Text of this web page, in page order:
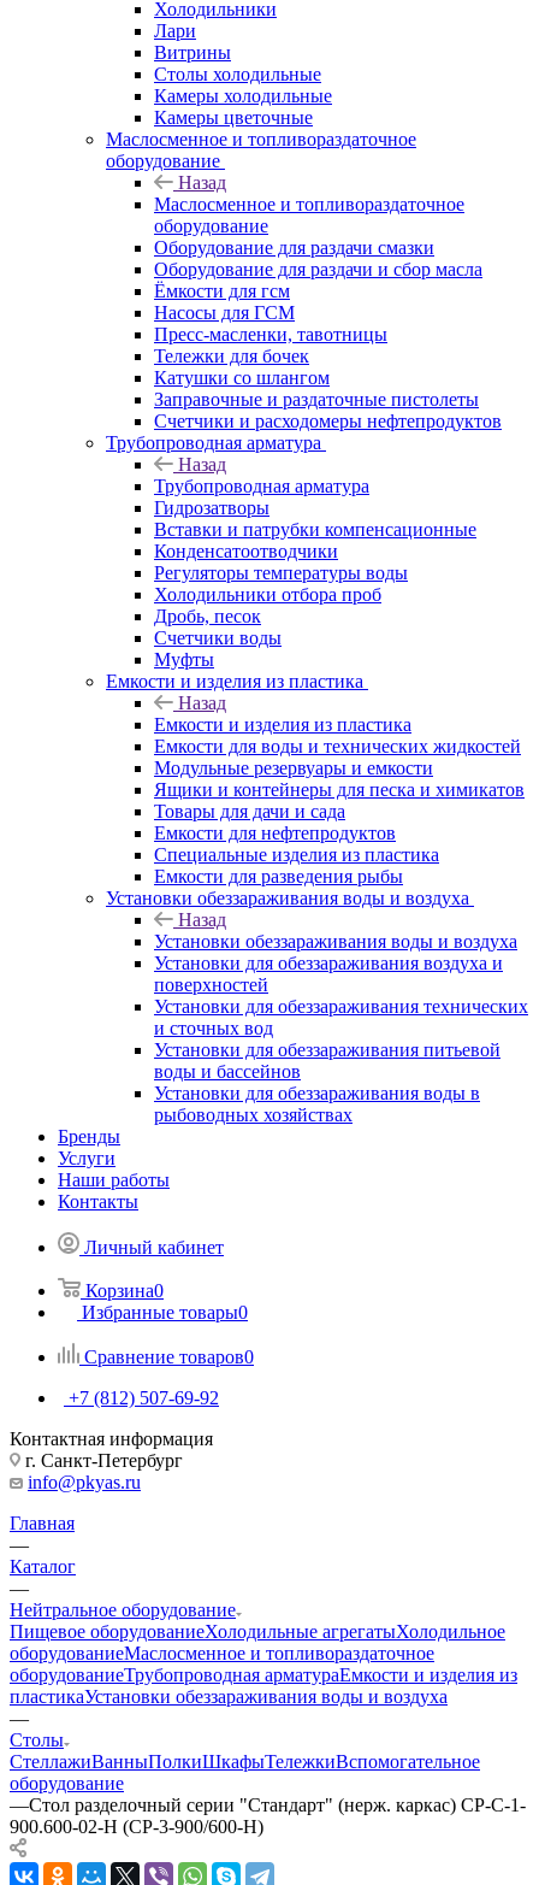
Холодильники
Лари
Витрины
Столы холодильные
Камеры холодильные
Камеры цветочные
Маслосменное и топливораздаточное
оборудование
Назад
Маслосменное и топливораздаточное
оборудование
Оборудование для раздачи смазки
Оборудование для раздачи и сбор масла
Ёмкости для гсм
Насосы для ГСМ
Пресс-масленки, тавотницы
Тележки для бочек
Катушки со шлангом
Заправочные и раздаточные пистолеты
Счетчики и расходомеры нефтепродуктов
Трубопроводная арматура
Назад
Трубопроводная арматура
Гидрозатворы
Вставки и патрубки компенсационные
Конденсатоотводчики
Регуляторы температуры воды
Холодильники отбора проб
Дробь, песок
Счетчики воды
Муфты
Емкости и изделия из пластика
Назад
Емкости и изделия из пластика
Емкости для воды и технических жидкостей
Модульные резервуары и емкости
Ящики и контейнеры для песка и химикатов
Товары для дачи и сада
Емкости для нефтепродуктов
Специальные изделия из пластика
Емкости для разведения рыбы
Установки обеззараживания воды и воздуха
Назад
Установки обеззараживания воды и воздуха
Установки для обеззараживания воздуха и
поверхностей
Установки для обеззараживания технических
и сточных вод
Установки для обеззараживания питьевой
воды и бассейнов
Установки для обеззараживания воды в
рыбоводных хозяйствах
Бренды
Услуги
Наши работы
Контакты
Личный кабинет
Корзина0
Избранные товары0
Сравнение товаров0
+7 (812) 507-69-92
Контактная информация
г. Санкт-Петербург
info@pkyas.ru
Главная
—
Каталог
—
Нейтральное оборудование
Пищевое оборудованиеХолодильные агрегатыХолодильное
оборудованиеМаслосменное и топливораздаточное
оборудованиеТрубопроводная арматураЕмкости и изделия из
пластикаУстановки обеззараживания воды и воздуха
—
Столы
СтеллажиВанныПолкиШкафыТележкиВспомогательное
оборудование
—Стол разделочный серии "Стандарт" (нерж. каркас) СР-С-1-
900.600-02-Н (СР-3-900/600-Н)